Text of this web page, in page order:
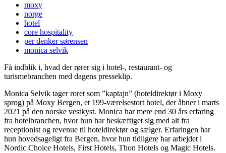
moxy
norge
hotel
core hospitality
per denker sørensen
monica selvik
Få indblik i, hvad der rører sig i hotel-, restaurant- og
turismebranchen med dagens presseklip.
Monica Selvik tager roret som ”kaptajn” (hoteldirektør i Moxy
sprog) på Moxy Bergen, et 199-værelsestort hotel, der åbner i marts
2021 på den norske vestkyst. Monica har mere end 30 års erfaring
fra hotelbranchen, hvor hun har beskæftiget sig med alt fra
receptionist og revenue til hoteldirektør og sælger. Erfaringen har
hun hovedsageligt fra Bergen, hvor hun tidligere har arbejdet i
Nordic Choice Hotels, First Hotels, Thon Hotels og Magic Hotels.